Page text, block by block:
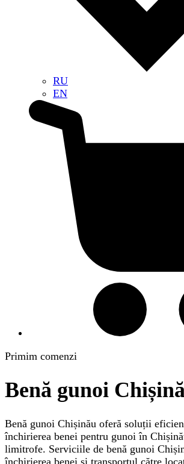
RU
EN
Primim comenzi
Benă gunoi
Benă gunoi Chișinău oferă soluții
închirierea benei pentru gunoi în
limitrofe. Serviciile de benă gunoi
închirierea benei și transportul către